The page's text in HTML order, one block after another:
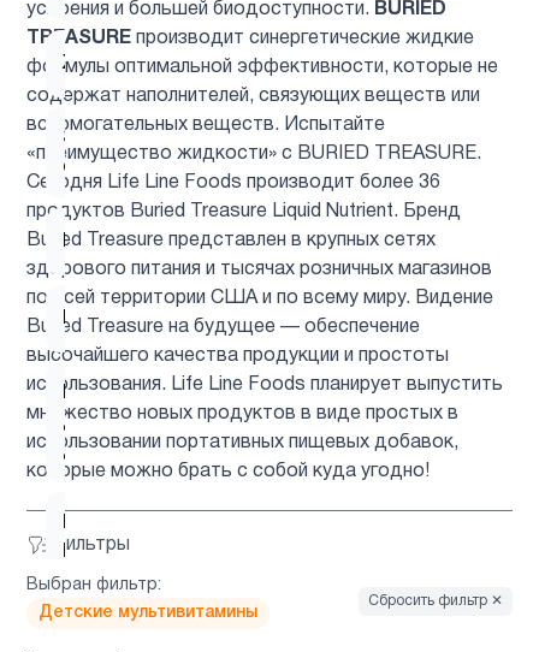
усвоения и большей биодоступности. BURIED
TREASURE производит синергетические жидкие
формулы оптимальной эффективности, которые не
содержат наполнителей, связующих веществ или
вспомогательных веществ. Испытайте
«преимущество жидкости» с BURIED TREASURE.
Сегодня Life Line Foods производит более 36
продуктов Buried Treasure Liquid Nutrient. Бренд
Buried Treasure представлен в крупных сетях
здорового питания и тысячах розничных магазинов
по всей территории США и по всему миру. Видение
Buried Treasure на будущее — обеспечение
высочайшего качества продукции и простоты
использования. Life Line Foods планирует выпустить
множество новых продуктов в виде простых в
использовании портативных пищевых добавок,
которые можно брать с собой куда угодно!
Фильтры
Женщинам 9
Здоровый
сон
1
Иммунитет 4
Кальции 2
Кальций
для
детей
1
Йод
1
3
Выбран фильтр:
Детские мультивитамины
Сбросить фильтр ✕